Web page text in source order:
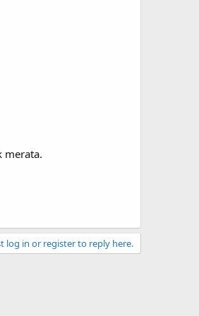
merata.
log in or register to reply here.